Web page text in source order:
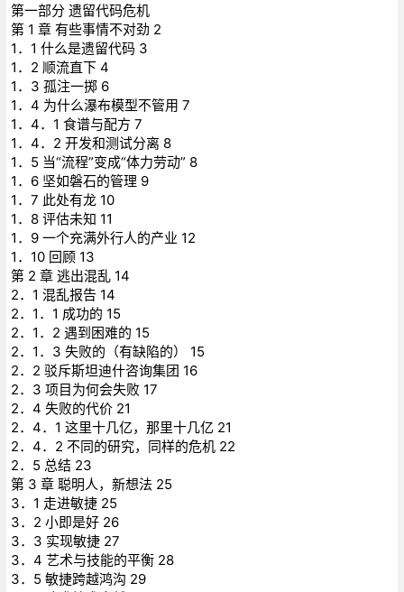
第一部分 遗留代码危机
第 1 章 有些事情不对劲 2
1．1 什么是遗留代码 3
1．2 顺流直下 4
1．3 孤注一掷 6
1．4 为什么瀑布模型不管用 7
1．4．1 食谱与配方 7
1．4．2 开发和测试分离 8
1．5 当“流程”变成“体力劳动” 8
1．6 坚如磐石的管理 9
1．7 此处有龙 10
1．8 评估未知 11
1．9 一个充满外行人的产业 12
1．10 回顾 13
第 2 章 逃出混乱 14
2．1 混乱报告 14
2．1．1 成功的 15
2．1．2 遇到困难的 15
2．1．3 失败的（有缺陷的） 15
2．2 驳斥斯坦迪什咨询集团 16
2．3 项目为何会失败 17
2．4 失败的代价 21
2．4．1 这里十几亿，那里十几亿 21
2．4．2 不同的研究，同样的危机 22
2．5 总结 23
第 3 章 聪明人，新想法 25
3．1 走进敏捷 25
3．2 小即是好 26
3．3 实现敏捷 27
3．4 艺术与技能的平衡 28
3．5 敏捷跨越鸿沟 29